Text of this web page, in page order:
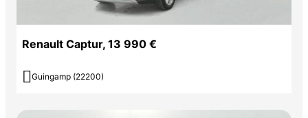
Renault Captur, 13 990 €
 Guingamp (22200)